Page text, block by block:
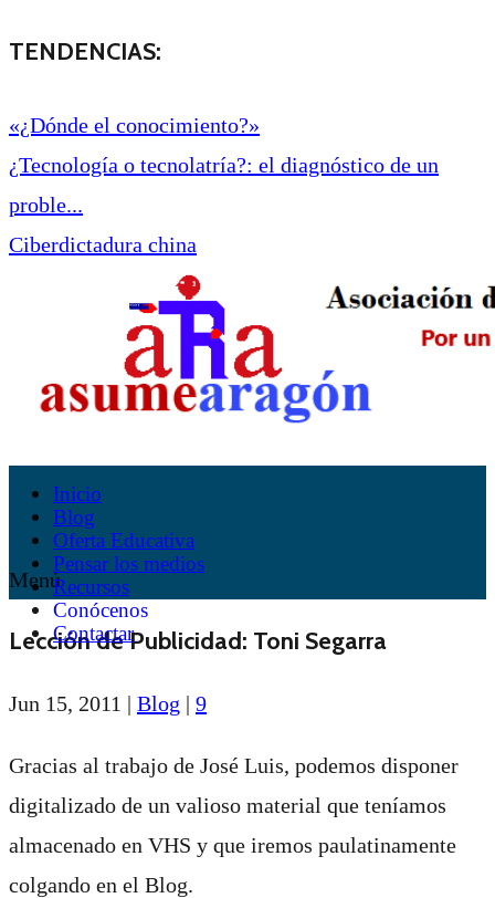
TENDENCIAS:
«¿Dónde el conocimiento?»
¿Tecnología o tecnolatría?: el diagnóstico de un
proble...
Ciberdictadura china
Inicio
Blog
Oferta Educativa
Pensar los medios
Recursos
Conócenos
Contactar
Menú
Lección de Publicidad: Toni Segarra
Jun 15, 2011 | Blog | 9
Gracias al trabajo de José Luis, podemos disponer
digitalizado de un valioso material que teníamos
almacenado en VHS y que iremos paulatinamente
colgando en el Blog.